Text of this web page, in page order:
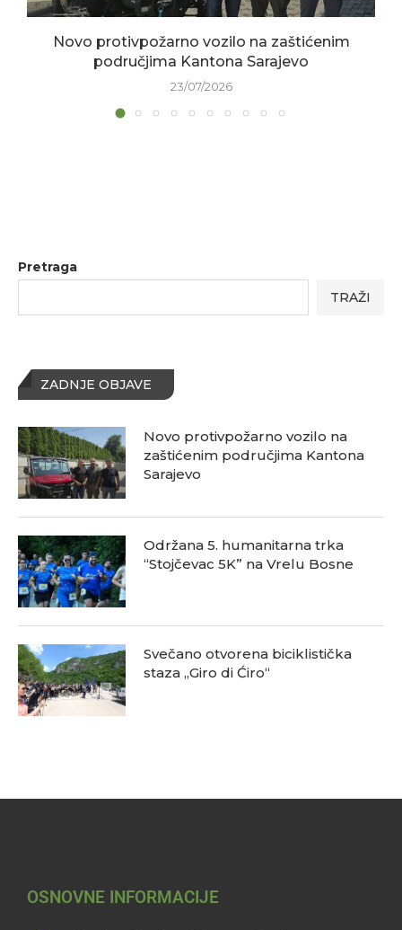
Novo protivpožarno vozilo na zaštićenim
područjima Kantona Sarajevo
23/07/2026
Pretraga
TRAŽI
ZADNJE OBJAVE
Novo protivpožarno vozilo na
zaštićenim područjima Kantona
Sarajevo
Održana 5. humanitarna trka
“Stojčevac 5K” na Vrelu Bosne
Svečano otvorena biciklistička
staza „Giro di Ćiro“
OSNOVNE INFORMACIJE